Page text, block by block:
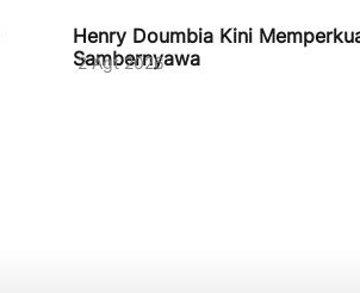
Henry Doumbia Kini
Sambernyawa
2 Agt 2026